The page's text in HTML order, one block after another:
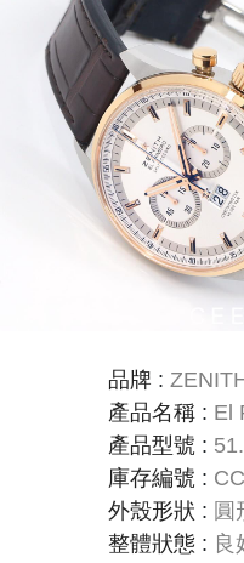
品牌 :
產品名稱 : El
產品型號 :
庫存編號 :
外殼形狀 : 圓
整體狀態 : 良